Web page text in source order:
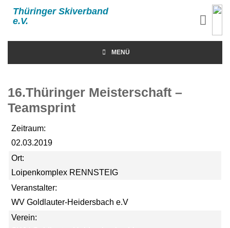
Thüringer Skiverband
e.V.
MENÜ
16.Thüringer Meisterschaft –
Teamsprint
Zeitraum:
02.03.2019
Ort:
Loipenkomplex RENNSTEIG
Veranstalter:
WV Goldlauter-Heidersbach e.V
Verein: